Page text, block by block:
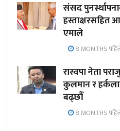
संसद
हस्ताक्षरसहित
एमाले
8 MONTHS
रास्वपा नेता
कुलमान र
बढ्छौँ
8 MONTHS